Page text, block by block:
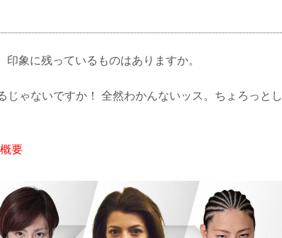
象に残っているものはありますか。
ゃないですか！ 全然わかんないッス。ちょろっとし
要